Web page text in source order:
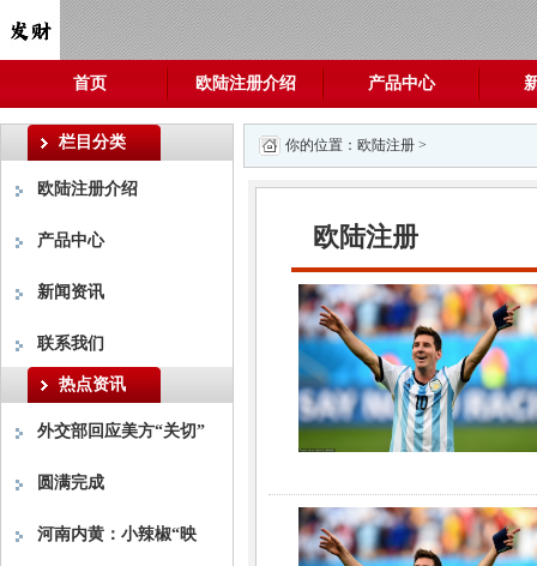
首页 欧陆注册介绍 产品中心
栏目分类
欧陆注册介绍
产品中心
新闻资讯
联系我们
热点资讯
外交部回应美方“关切”
圆满完成
河南内黄：小辣椒“映
你的位置： 欧陆注册 >
欧陆注册